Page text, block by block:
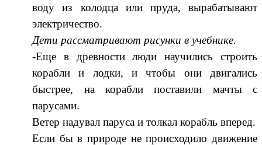
воду из колодца или пруда, вырабатывают
электричество.
Дети рассматривают рисунки в учебнике.
-Еще в древности люди научились строить
корабли и лодки, и чтобы они двигались
быстрее, на корабли поставили мачты с
парусами.
Ветер надувал паруса и толкал корабль вперед.
Если бы в природе не происходило движение